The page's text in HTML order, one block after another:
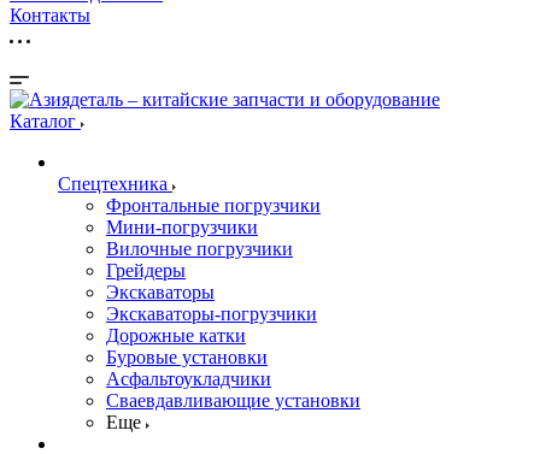
Контакты
Каталог
Спецтехника
Фронтальные погрузчики
Мини-погрузчики
Вилочные погрузчики
Грейдеры
Экскаваторы
Экскаваторы-погрузчики
Дорожные катки
Буровые установки
Асфальтоукладчики
Сваевдавливающие установки
Еще